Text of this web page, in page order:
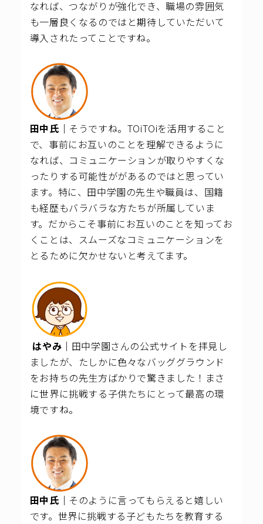
なれば、つながりが強化でき、職場の雰囲気
も一層良くなるのではと期待していただいて
導入されたってことですね。
田中氏｜ そうですね。TOiTOiを活用すること
で、事前にお互いのことを理解できるように
なれば、コミュニケーションが取りやすくな
ったりする可能性ががあるのではと思ってい
ます。 特に、田中学園の先生や職員は、国籍
も経歴もバラバラな方たちが所属していま
す。だからこそ事前にお互いのことを知ってお
くことは、スムーズなコミュニケーションを
とるために欠かせないと考えてます。
はやみ｜ 田中学園さんの公式サイトを拝見し
ましたが、たしかに色々なバッググラウンド
をお持ちの先生方ばかりで驚きました！まさ
に世界に挑戦する子供たちにとって最高の環
境ですね。
田中氏｜ そのように言ってもらえると嬉しい
です。世界に挑戦する子どもたちを教育する